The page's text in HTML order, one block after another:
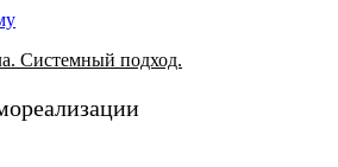
Системный подход.